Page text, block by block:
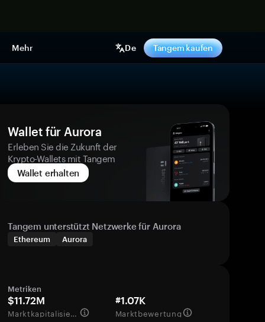
Mehr De Tangem kaufen
Wallet für Aurora
Erleben Sie die Zukunft der
Krypto-Wallets mit Tangem
Wallet erhalten
Tangem unterstützt Netzwerke für Aurora
Ethereum Aurora
Metriken
$11.72M
Marktkapitalisierung
#1.07K
Marktbewertung